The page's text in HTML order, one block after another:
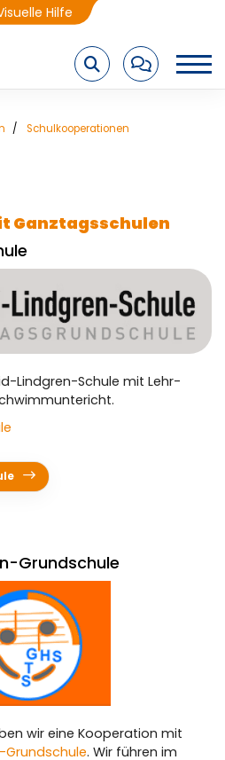
Hilfe
Schulkooperationen
Ganztagsschulen
Lindgren-Schule mit Lehr-
Grundschule
wir eine Kooperation mit
. Wir führen im
Reha-Sport
Fragen & Antworten